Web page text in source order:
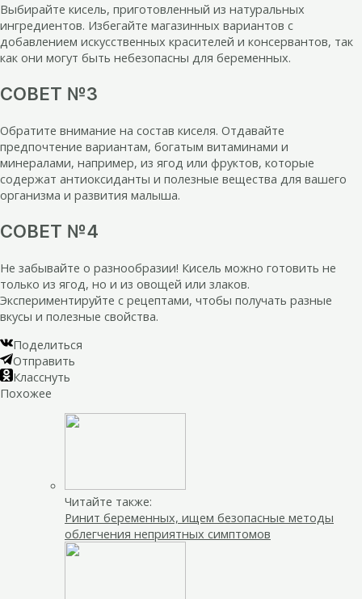
Выбирайте кисель, приготовленный из натуральных
ингредиентов. Избегайте магазинных вариантов с
добавлением искусственных красителей и консервантов, так
как они могут быть небезопасны для беременных.
СОВЕТ №3
Обратите внимание на состав киселя. Отдавайте
предпочтение вариантам, богатым витаминами и
минералами, например, из ягод или фруктов, которые
содержат антиоксиданты и полезные вещества для вашего
организма и развития малыша.
СОВЕТ №4
Не забывайте о разнообразии! Кисель можно готовить не
только из ягод, но и из овощей или злаков.
Экспериментируйте с рецептами, чтобы получать разные
вкусы и полезные свойства.
Поделиться
Отправить
Класснуть
Похожее
Читайте также:
Ринит беременных, ищем безопасные методы
облегчения неприятных симптомов